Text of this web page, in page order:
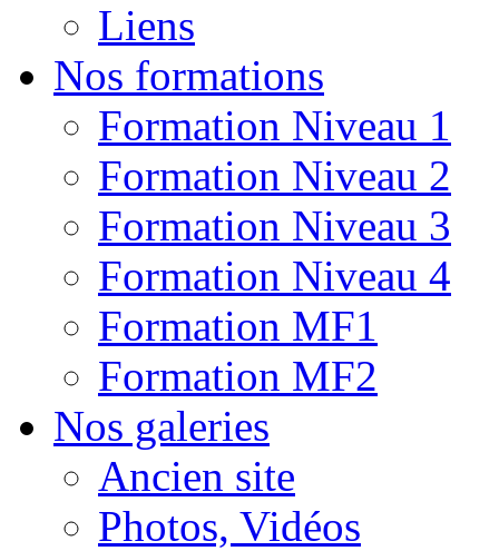
Liens
Nos formations
Formation Niveau 1
Formation Niveau 2
Formation Niveau 3
Formation Niveau 4
Formation MF1
Formation MF2
Nos galeries
Ancien site
Photos, Vidéos